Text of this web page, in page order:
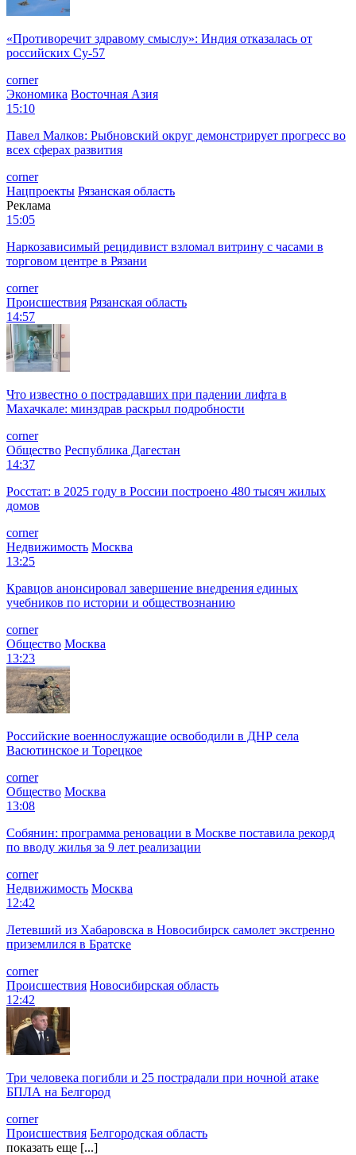
«Противоречит здравому смыслу»: Индия отказалась от
российских Су-57
corner
Экономика Восточная Азия
15:10
Павел Малков: Рыбновский округ демонстрирует прогресс во
всех сферах развития
corner
Нацпроекты Рязанская область
Реклама
15:05
Наркозависимый рецидивист взломал витрину с часами в
торговом центре в Рязани
corner
Происшествия Рязанская область
14:57
Что известно о пострадавших при падении лифта в
Махачкале: минздрав раскрыл подробности
corner
Общество Республика Дагестан
14:37
Росстат: в 2025 году в России построено 480 тысяч жилых
домов
corner
Недвижимость Москва
13:25
Кравцов анонсировал завершение внедрения единых
учебников по истории и обществознанию
corner
Общество Москва
13:23
Российские военнослужащие освободили в ДНР села
Васютинское и Торецкое
corner
Общество Москва
13:08
Собянин: программа реновации в Москве поставила рекорд
по вводу жилья за 9 лет реализации
corner
Недвижимость Москва
12:42
Летевший из Хабаровска в Новосибирск самолет экстренно
приземлился в Братске
corner
Происшествия Новосибирская область
12:42
Три человека погибли и 25 пострадали при ночной атаке
БПЛА на Белгород
corner
Происшествия Белгородская область
показать еще [...]